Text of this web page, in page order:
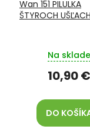
Wan 151 PILULKA
ŠTYROCH
Na sklade
10,90 €
DO